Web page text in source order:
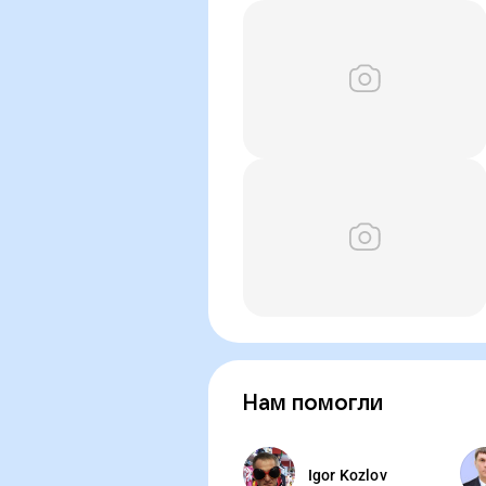
Нам помогли
Igor Kozlov